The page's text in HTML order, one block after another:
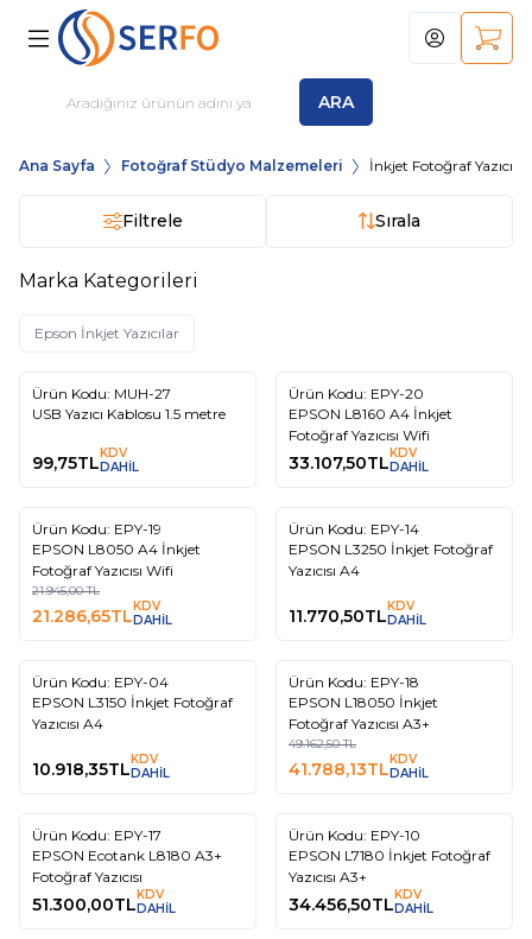
ARA
Hesabım
Ana Sayfa Fotoğraf Stüdyo Malzemeleri İnkjet Fotoğraf
Filtrele Sırala
Marka Kategorileri
Epson İnkjet Yazıcılar
Ürün Kodu: MUH-27
USB Yazıcı Kablosu 1.5 metre
99,75TLKDV
DAHİL
Ürün Kodu: EPY-20
EPSON L8160 A4 İnkjet
Fotoğraf Yazıcısı Wifi
33.107,50TLKDV
DAHİL
%
3
Ürün Kodu: EPY-19
EPSON L8050 A4 İnkjet
Fotoğraf Yazıcısı Wifi
21.945,00TL
21.286,65TLKDV
DAHİL
Ürün Kodu: EPY-14
EPSON L3250 İnkjet Fotoğraf
Yazıcısı A4
11.770,50TLKDV
DAHİL
Ürün Kodu: EPY-04
EPSON L3150 İnkjet Fotoğraf
Yazıcısı A4
10.918,35TLKDV
DAHİL
%
15
Ürün Kodu: EPY-18
EPSON L18050 İnkjet
Fotoğraf Yazıcısı A3+
49.162,50TL
41.788,13TLKDV
DAHİL
Ürün Kodu: EPY-17
EPSON Ecotank L8180 A3+
Fotoğraf Yazıcısı
51.300,00TLKDV
DAHİL
Ürün Kodu: EPY-10
EPSON L7180 İnkjet Fotoğraf
Yazıcısı A3+
34.456,50TLKDV
DAHİL